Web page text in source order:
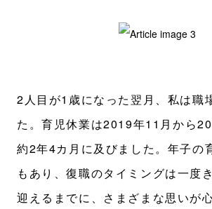
2人目が1歳になった翌月、私は職
た。育児休業は2019年11月から
約2年4カ月に及びました。年子の
もあり、復職のタイミングは一度
迎えるまでに、さまざまな思いが